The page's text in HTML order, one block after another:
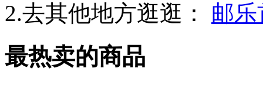
2.去其他地方逛逛：
邮
最热卖的商品